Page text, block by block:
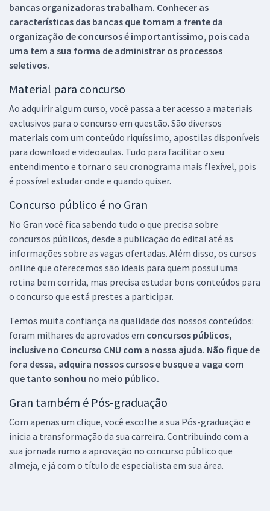
bancas organizadoras trabalham. Conhecer as
características das bancas que tomam a frente da
organização de concursos é importantíssimo, pois cada
uma tem a sua forma de administrar os processos
seletivos.
Material para concurso
Ao adquirir algum curso, você passa a ter acesso a materiais
exclusivos para o concurso em questão. São diversos
materiais com um conteúdo riquíssimo, apostilas disponíveis
para download e videoaulas. Tudo para facilitar o seu
entendimento e tornar o seu cronograma mais flexível, pois
é possível estudar onde e quando quiser.
Concurso público é no Gran
No Gran você fica sabendo tudo o que precisa sobre
concursos públicos, desde a publicação do edital até as
informações sobre as vagas ofertadas. Além disso, os cursos
online que oferecemos são ideais para quem possui uma
rotina bem corrida, mas precisa estudar bons conteúdos para
o concurso que está prestes a participar.
Temos muita confiança na qualidade dos nossos conteúdos:
foram milhares de aprovados em concursos públicos,
inclusive no Concurso CNU com a nossa ajuda. Não fique de
fora dessa, adquira nossos cursos e busque a vaga com
que tanto sonhou no meio público.
Gran também é Pós-graduação
Com apenas um clique, você escolhe a sua Pós-graduação e
inicia a transformação da sua carreira. Contribuindo com a
sua jornada rumo a aprovação no concurso público que
almeja, e já com o título de especialista em sua área.